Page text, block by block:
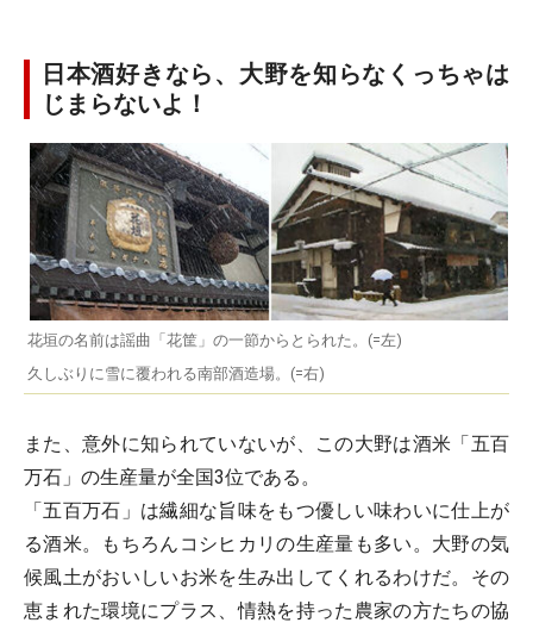
日本酒好きなら、大野を知らなくっちゃは
じまらないよ！
花垣の名前は謡曲「花筐」の一節からとられた。(=左)
久しぶりに雪に覆われる南部酒造場。(=右)
また、意外に知られていないが、この大野は酒米「五百
万石」の生産量が全国3位である。
「五百万石」は繊細な旨味をもつ優しい味わいに仕上が
る酒米。もちろんコシヒカリの生産量も多い。大野の気
候風土がおいしいお米を生み出してくれるわけだ。その
恵まれた環境にプラス、情熱を持った農家の方たちの協